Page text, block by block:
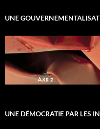
UNE
UNE DÉMOCRATIE PAR LES